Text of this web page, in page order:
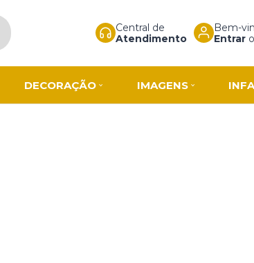
Central de
Atendimento
Bem-
Entrar
DECORAÇÃO IMAGENS